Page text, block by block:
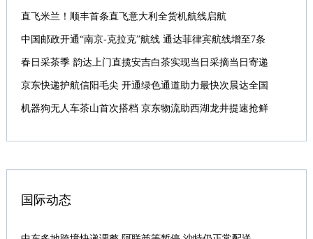
直飞米兰！顺丰首条直飞意大利全货机航线启航
中国邮政开通“南京-克拉克”航线 通达菲律宾航线增至7条
春日采茶季 韵达上门直揽安吉白茶实现当日采摘当日寄递
京东快递护航信阳毛尖 开通绿色通道助力最快次晨达全国
机器狗无人车茶山首次搭档 京东物流助西湖龙井提速抢鲜
国际动态